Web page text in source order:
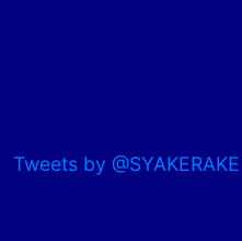
Tweets by @SYAKERAKE